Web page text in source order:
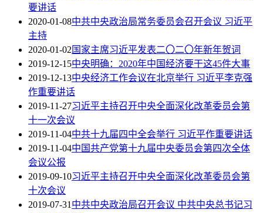
要讲话
2020-01-08中共中央政治局常务委员会召开会议 习近平
主持
2020-01-02国家主席习近平发表二〇二〇年新年贺词
2019-12-15中央明确：2020年中国经济要干这45件大事
2019-12-13中央经济工作会议在北京举行 习近平李克强
作重要讲话
2019-11-27习近平主持召开中央全面深化改革委员会第
十一次会议
2019-11-04中共十九届四中全会举行 习近平作重要讲话
2019-11-04中国共产党第十九届中央委员会第四次全体
会议公报
2019-09-10习近平主持召开中央全面深化改革委员会第
十次会议
2019-07-31中共中央政治局召开会议 中共中央总书记习